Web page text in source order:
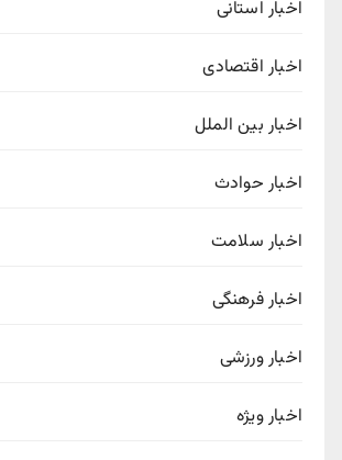
اخبار استانی
اخبار اقتصادی
اخبار بین الملل
اخبار حوادث
اخبار سلامت
اخبار فرهنگی
اخبار ورزشی
اخبار ویژه